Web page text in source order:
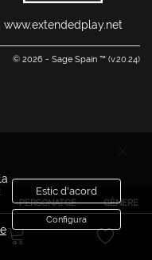
PERSONATGE GÈNERE
www.extendedplay.net
© 2026 - Sage Spain ™ (v.20.24)
Estic d'acord
Configura